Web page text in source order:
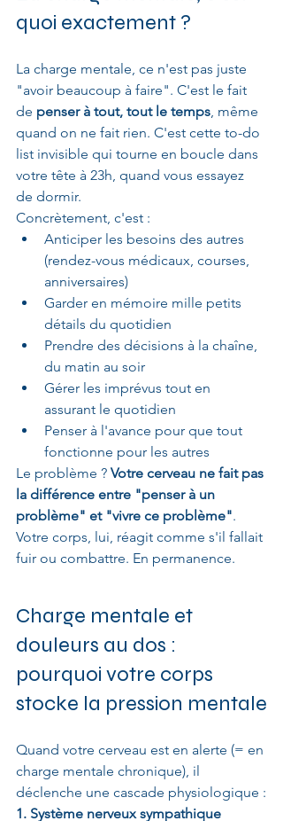
quoi exactement ?
La charge mentale, ce n'est pas juste
"avoir beaucoup à faire". C'est le fait
de penser à tout, tout le temps, même
quand on ne fait rien. C'est cette to-do
list invisible qui tourne en boucle dans
votre tête à 23h, quand vous essayez
de dormir.
Concrètement, c'est :
Anticiper les besoins des autres
(rendez-vous médicaux, courses,
anniversaires)
Garder en mémoire mille petits
détails du quotidien
Prendre des décisions à la chaîne,
du matin au soir
Gérer les imprévus tout en
assurant le quotidien
Penser à l'avance pour que tout
fonctionne pour les autres
Le problème ? Votre cerveau ne fait pas
la différence entre "penser à un
problème" et "vivre ce problème".
Votre corps, lui, réagit comme s'il fallait
fuir ou combattre. En permanence.
Charge mentale et
douleurs au dos :
pourquoi votre corps
stocke la pression mentale
Quand votre cerveau est en alerte (= en
charge mentale chronique), il
déclenche une cascade physiologique :
1. Système nerveux sympathique